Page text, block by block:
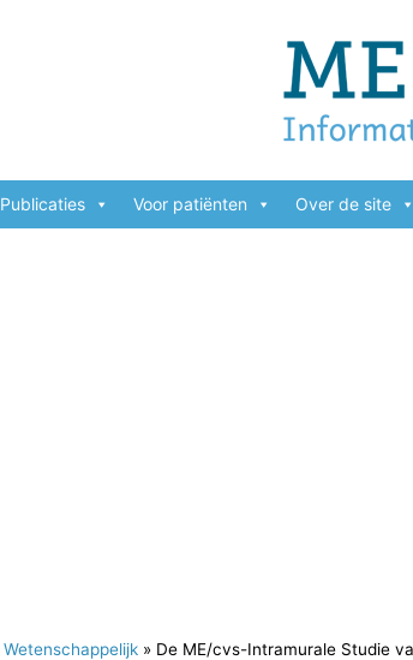
Publicaties Voor patiënten Over de site
Wetenschappelijk » De ME/cvs-Intramurale Studie